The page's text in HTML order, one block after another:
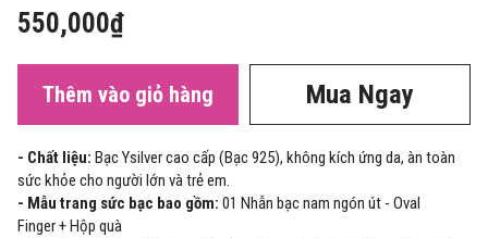
550,000₫
Thêm vào giỏ hàng Mua Ngay
- Chất liệu: Bạc Ysilver cao cấp (Bạc 925), không kích ứng da, àn toàn
sức khỏe cho người lớn và trẻ em.
- Mẫu trang sức bạc bao gồm: 01 Nhẫn bạc nam ngón út - Oval
Finger + Hộp quà